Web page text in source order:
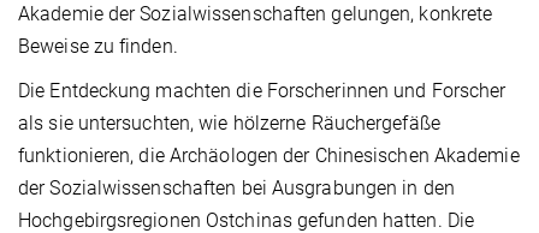
Akademie der Sozialwissenschaften gelungen, konkrete
Beweise zu finden.
Die Entdeckung machten die Forscherinnen und Forscher
als sie untersuchten, wie hölzerne Räuchergefäße
funktionieren, die Archäologen der Chinesischen Akademie
der Sozialwissenschaften bei Ausgrabungen in den
Hochgebirgsregionen Ostchinas gefunden hatten. Die